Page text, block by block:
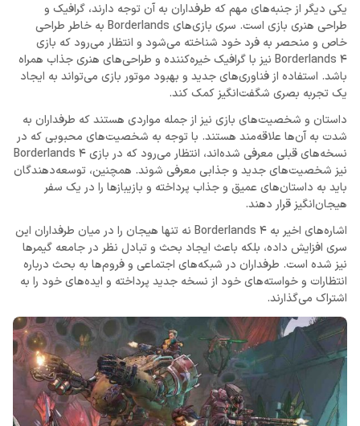
یکی دیگر از جنبه‌های مهم که طرفداران به آن توجه دارند، گرافیک و
طراحی هنری بازی است. سری بازی‌های Borderlands به خاطر طراحی
خاص و منحصر به فرد خود شناخته می‌شود و انتظار می‌رود که بازی
Borderlands 4 نیز با گرافیک خیره‌کننده و طراحی‌های هنری جذاب همراه
باشد. استفاده از فناوری‌های جدید و بهبود موتور بازی می‌تواند به ایجاد
یک تجربه بصری شگفت‌انگیز کمک کند.
داستان و شخصیت‌های بازی نیز از جمله مواردی هستند که طرفداران به
شدت به آن‌ها علاقه‌مند هستند. با توجه به شخصیت‌های محبوبی که در
نسخه‌های قبلی معرفی شده‌اند، انتظار می‌رود که در بازی Borderlands 4
نیز شخصیت‌های جدید و جذابی معرفی شوند. همچنین، توسعه‌دهندگان
باید به داستان‌های عمیق و جذاب پرداخته و بازیبازها را در یک سفر
هیجان‌انگیز قرار دهند.
اشاره‌های اخیر به Borderlands 4 نه تنها هیجان را در میان طرفداران این
سری افزایش داده، بلکه باعث ایجاد بحث و تبادل نظر در جامعه گیمرها
نیز شده است. طرفداران در شبکه‌های اجتماعی و فروم‌ها به بحث درباره
انتظارات و خواسته‌های خود از نسخه جدید پرداخته و ایده‌های خود را به
اشتراک می‌گذارند.